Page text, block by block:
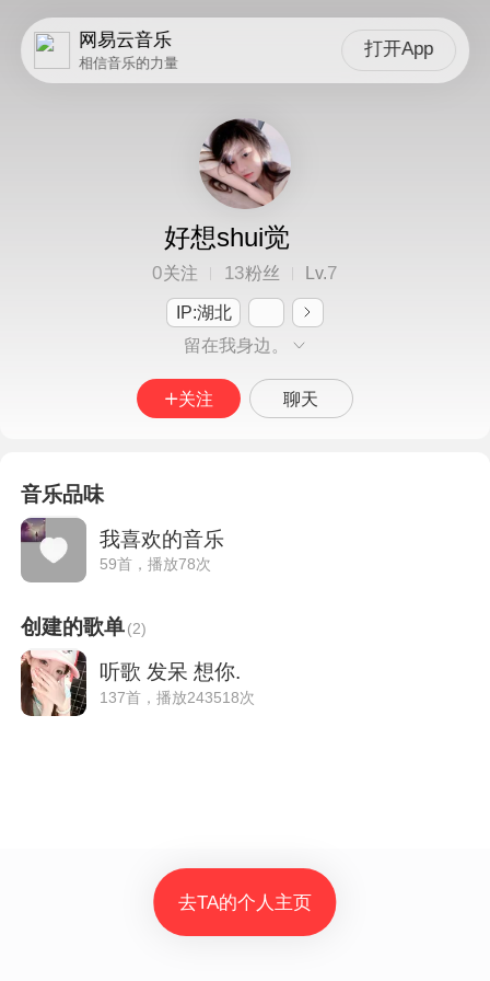
网易云音乐
相信音乐的力量
打开App
好想shui觉
0关注 13粉丝 Lv.7
IP:湖北
留在我身边。
关注 聊天
音乐品味
我喜欢的音乐
59首，播放78次
创建的歌单(2)
听歌 发呆 想你.
137首，播放243518次
去TA的个人主页